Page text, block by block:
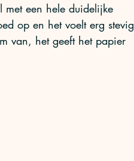
met een hele duidelijke
op en het voelt erg stevig
van, het geeft het papier